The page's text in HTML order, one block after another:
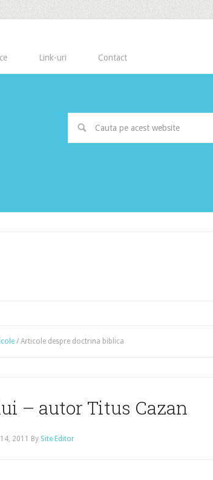
Link-uri Contact
/ Articole despre doctrina biblica
– autor Titus Cazan
2011 By Site Editor